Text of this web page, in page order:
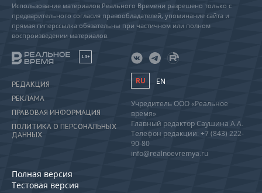
Использование материалов Реального Времени разрешено только с
предварительного согласия правообладателей, упоминание сайта и
прямая гиперссылка обязательны при частичном или полном
воспроизведении материалов.
18+
РЕДАКЦИЯ
РЕКЛАМА
ПРАВОВАЯ ИНФОРМАЦИЯ
ПОЛИТИКА О ПЕРСОНАЛЬНЫХ
ДАННЫХ
Полная версия
Тестовая версия
RU EN
Учредитель ООО «Реальное
время»
Главный редактор Саушина А.А.
Телефон редакции: +7 (843) 222-
90-80
info@realnoevremya.ru